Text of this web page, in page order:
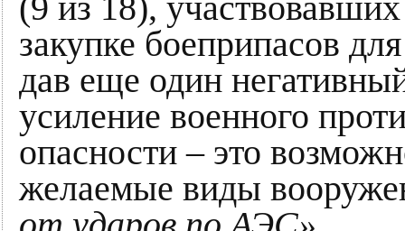
закупке боеприпасов
дав еще один
усиление военного
опасности – это
желаемые виды